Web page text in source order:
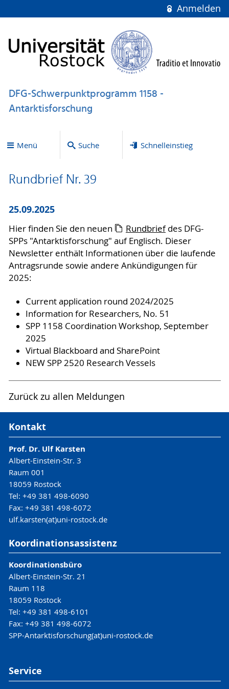
Anmelden
DFG-Schwerpunktprogramm 1158 -
Antarktisforschung
Menü Suche Schnelleinstieg
Rundbrief Nr. 39
25.09.2025
Hier finden Sie den neuen Rundbriefdes DFG-
SPPs "Antarktisforschung" auf Englisch. Dieser
Newsletter enthält Informationen über die laufende
Antragsrunde sowie andere Ankündigungen für
2025:
Current application round 2024/2025
Information for Researchers, No. 51
SPP 1158 Coordination Workshop, September
2025
Virtual Blackboard and SharePoint
NEW SPP 2520 Research Vessels
Zurück zu allen Meldungen
Kontakt
Prof. Dr. Ulf Karsten
Albert-Einstein-Str. 3
Raum 001
18059 Rostock
Tel: +49 381 498-6090
Fax: +49 381 498-6072
ulf.karsten(at)uni-rostock.de
Koordinationsassistenz
Koordinationsbüro
Albert-Einstein-Str. 21
Raum 118
18059 Rostock
Tel: +49 381 498-6101
Fax: +49 381 498-6072
SPP-Antarktisforschung(at)uni-rostock.de
Service